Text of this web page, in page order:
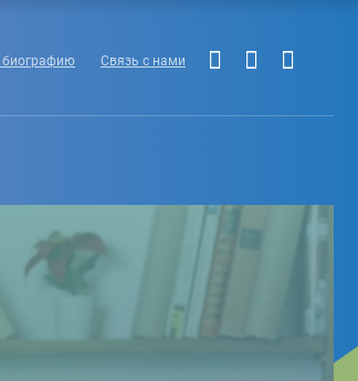
биографию Связь с нами